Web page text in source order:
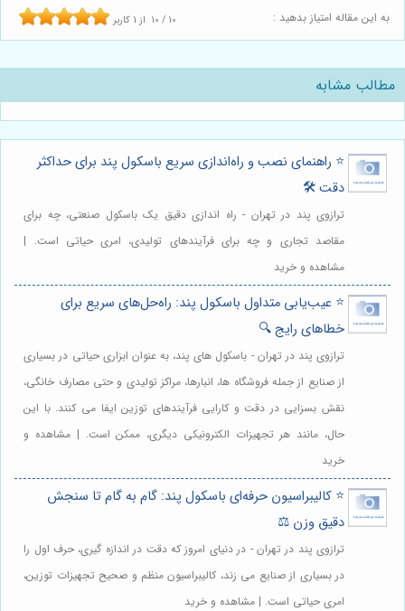
به این مقاله امتیاز بدهید : 10 / 10 از 1 کاربر
مطالب مشابه
⭐️ راهنمای نصب و راه‌اندازی سریع باسکول پند برای حداکثر
دقت 🛠️
ترازوی پند در تهران - راه اندازی دقیق یک باسکول صنعتی، چه برای
مقاصد تجاری و چه برای فرآیندهای تولیدی، امری حیاتی است. |
مشاهده و خرید
⭐️ عیب‌یابی متداول باسکول پند: راه‌حل‌های سریع برای
خطاهای رایج 🔍
ترازوی پند در تهران - باسکول های پند، به عنوان ابزاری حیاتی در بسیاری
از صنایع از جمله فروشگاه ها، انبارها، مراکز تولیدی و حتی مصارف خانگی،
نقش بسزایی در دقت و کارایی فرآیندهای توزین ایفا می کنند. با این
حال، مانند هر تجهیزات الکترونیکی دیگری، ممکن است. | مشاهده و
خرید
⭐️ کالیبراسیون حرفه‌ای باسکول پند: گام به گام تا سنجش
دقیق وزن ⚖️
ترازوی پند در تهران - در دنیای امروز که دقت در اندازه گیری، حرف اول را
در بسیاری از صنایع می زند، کالیبراسیون منظم و صحیح تجهیزات توزین،
امری حیاتی است. | مشاهده و خرید